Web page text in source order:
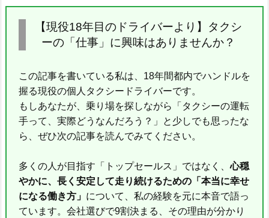
【現役18年目のドライバーより】タクシ
ーの「仕事」に興味はありませんか？
この記事を書いている私は、18年間都内でハンドルを
握る現役の個人タクシードライバーです。
もしあなたが、乗り場を探しながら「タクシーの運転
手って、実際どうなんだろう？」と少しでも思ったな
ら、ぜひ次の記事を読んでみてください。
多くの人が目指す「トップセールス」ではなく、心穏
やかに、長く安定して走り続けるための「本当に幸せ
になる働き方」 について、私の経験を元に本音で語っ
ています。会社選びで9割決まる、その理由が分かり